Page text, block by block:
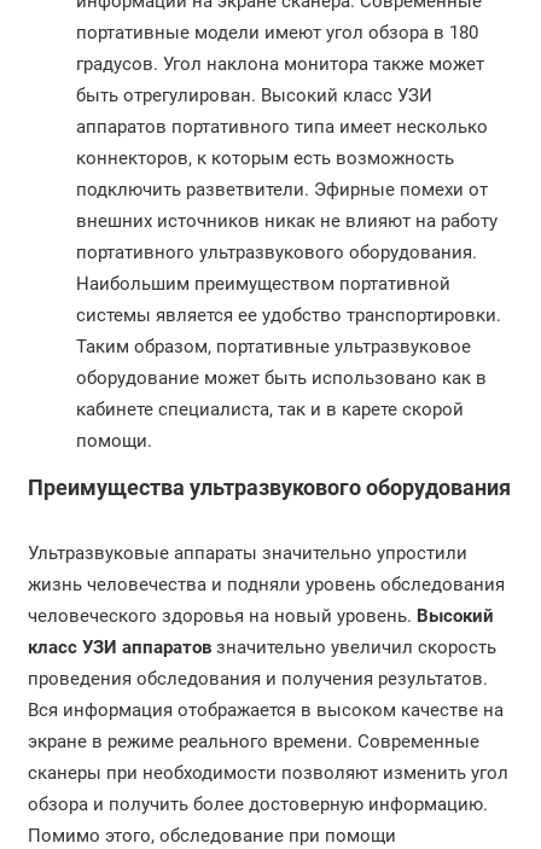
портативные модели имеют угол обзора в 180
градусов. Угол наклона монитора также может
быть отрегулирован. Высокий класс УЗИ
аппаратов портативного типа имеет несколько
коннекторов, к которым есть возможность
подключить разветвители. Эфирные помехи от
внешних источников никак не влияют на работу
портативного ультразвукового оборудования.
Наибольшим преимуществом портативной
системы является ее удобство транспортировки.
Таким образом, портативные ультразвуковое
оборудование может быть использовано как в
кабинете специалиста, так и в карете скорой
помощи.
Преимущества ультразвукового оборудования
Ультразвуковые аппараты значительно упростили
жизнь человечества и подняли уровень обследования
человеческого здоровья на новый уровень. Высокий
класс УЗИ аппаратовзначительно увеличил скорость
проведения обследования и получения результатов.
Вся информация отображается в высоком качестве на
экране в режиме реального времени. Современные
сканеры при необходимости позволяют изменить угол
обзора и получить более достоверную информацию.
Помимо этого, обследование при помощи